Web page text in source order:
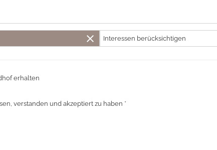
close Interessen berücksichtigen
erhalten
verstanden und akzeptiert zu haben *